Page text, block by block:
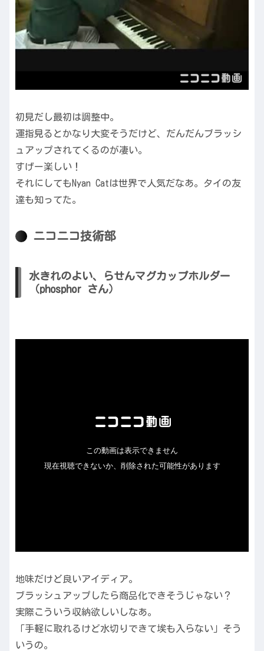
初見だし最初は調整中。
運指見るとかなり大変そうだけど、だんだんブラッシ
ュアップされてくるのが凄い。
すげー楽しい！
それにしてもNyan Catは世界で人気だなあ。タイの友
達も知ってた。
ニコニコ技術部
水きれのよい、らせんマグカップホルダー
（phosphor さん）
地味だけど良いアイディア。
ブラッシュアップしたら商品化できそうじゃない？
実際こういう収納欲しいしなあ。
「手軽に取れるけど水切りできて埃も入らない」そう
いうの。